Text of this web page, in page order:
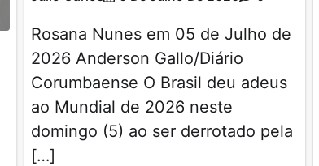
Rosana Nunes em 05 de Julho de
2026 Anderson Gallo/Diário
Corumbaense O Brasil deu adeus
ao Mundial de 2026 neste
domingo (5) ao ser derrotado pela
[…]